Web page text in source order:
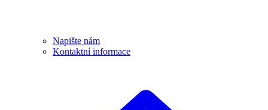
Napište nám
Kontaktní informace